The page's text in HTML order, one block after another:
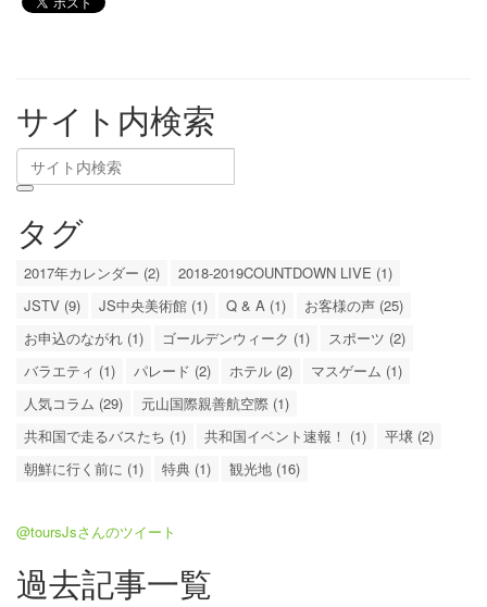
サイト内検索
タグ
2017年カレンダー (2)
2018-2019COUNTDOWN LIVE (1)
JSTV (9)
JS中央美術館 (1) Q & A (1)
お客様の声 (25)
お申込のながれ (1)
ゴールデンウィーク (1)
スポーツ (2)
バラエティ (1)
パレード (2) ホテル (2)
マスゲーム (1)
人気コラム (29)
元山国際親善航空際 (1)
共和国で走るバスたち (1)
共和国イベント速報！ (1)
平壌 (2)
朝鮮に行く前に (1)
特典 (1) 観光地 (16)
@toursJsさんのツイート
過去記事一覧